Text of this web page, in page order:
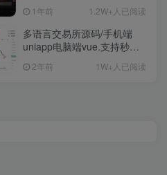
1年前 1.2W+人已阅读
多语言交易所源码/手机端
uniapp电脑端vue.支持秒合
2年前 1W+人已阅读